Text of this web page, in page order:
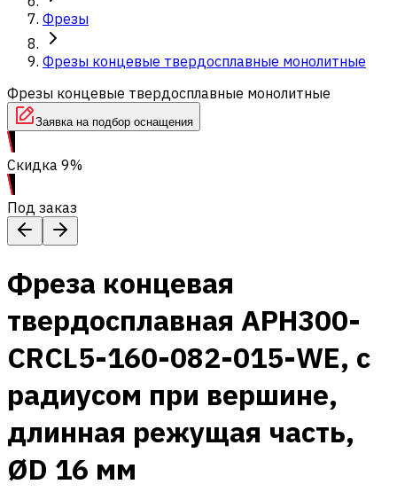
Фрезы
Фрезы концевые твердосплавные монолитные
Фрезы концевые твердосплавные монолитные
Заявка на подбор оснащения
Скидка 9%
Под заказ
Фреза концевая
твердосплавная APH300-
CRCL5-160-082-015-WE, с
радиусом при вершине,
длинная режущая часть,
ØD 16 мм